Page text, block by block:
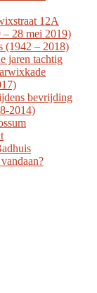
12A
– 28 mei 2019)
(1942 – 2018)
jaren tachtig
bevrijding
2014)